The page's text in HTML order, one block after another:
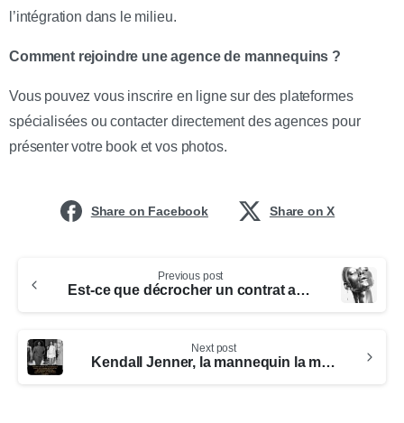
l’intégration dans le milieu.
Comment rejoindre une agence de mannequins ?
Vous pouvez vous inscrire en ligne sur des plateformes
spécialisées ou contacter directement des agences pour
présenter votre book et vos photos.
Share on Facebook Share on X
Previous post
Est-ce que décrocher un contrat avec une agence de mannequins demande effort et persévérance
Next post
Kendall Jenner, la mannequin la mieux rémunérée et influente, domine l’industrie du mannequinat et ouvre des opportunités pour les futurs modèles